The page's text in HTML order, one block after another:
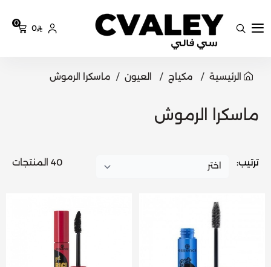
سي فالي
0
0
الرئيسية مكياج العيون ماسكرا الرموش
ماسكرا الرموش
ترتيب: 40 المنتجات